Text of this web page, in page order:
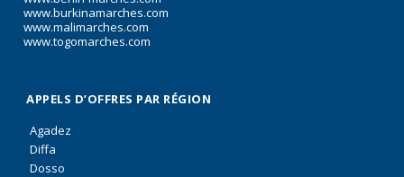
www.burkinamarches.com
www.malimarches.com
www.togomarches.com
APPELS D’OFFRES PAR RÉGION
Agadez
Diffa
Dosso